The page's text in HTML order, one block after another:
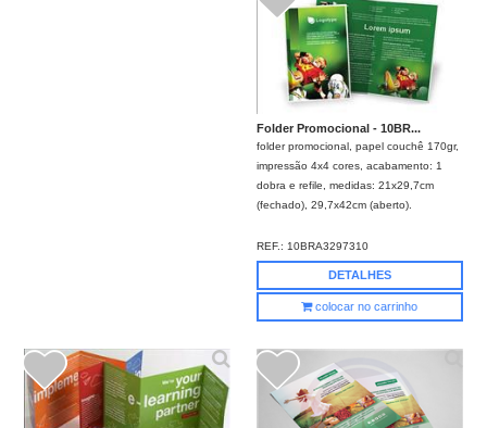
Folder Promocional - 10BR...
folder promocional, papel couchê 170gr,
impressão 4x4 cores, acabamento: 1
dobra e refile, medidas: 21x29,7cm
(fechado), 29,7x42cm (aberto).
REF.:10BRA3297310
DETALHES
colocar no carrinho